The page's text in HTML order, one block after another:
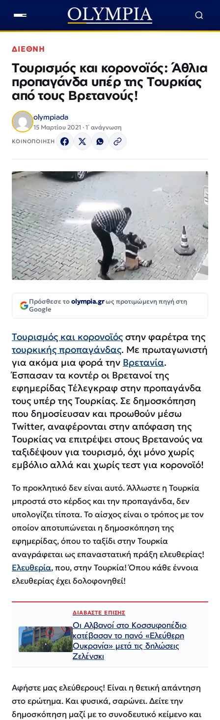
ΔΙΕΘΝΗ
Τουρισμός και κορονοϊός: Άθλια
προπαγάνδα υπέρ της Τουρκίας
από τους Βρετανούς!
olympiada
15 Μαρτίου 2021 · 1΄ ανάγνωση
ΚΟΙΝΟΠΟΙΗΣΗ
Πρόσθεσε τοolympia.grως προτιμώμενη πηγή στη
Google
Τουρισμός και κορονοϊός στην φαρέτρα της
τουρκικής προπαγάνδας. Με πρωταγωνιστή
για ακόμα μια φορά την Βρετανία.
Έσπασαν τα κοντέρ οι Βρετανοί της
εφημερίδας Τέλεγκραφ στην προπαγάνδα
τους υπέρ της Τουρκίας. Σε δημοσκόπηση
που δημοσίευσαν και προωθούν μέσω
Twitter, αναφέρονται στην απόφαση της
Τουρκίας να επιτρέψει στους Βρετανούς να
ταξιδέψουν για τουρισμό, όχι μόνο χωρίς
εμβόλιο αλλά και χωρίς τεστ για κορονοϊό!
Το προκλητικό δεν είναι αυτό. Άλλωστε η Τουρκία
μπροστά στο κέρδος και την προπαγάνδα, δεν
υπολογίζει τίποτα. Το αίσχος είναι ο τρόπος με τον
οποίον αποτυπώνεται η δημοσκόπηση της
εφημερίδας, όπου το ταξίδι στην Τουρκία
αναγράφεται ως επαναστατική πράξη ελευθερίας!
Ελευθερία, που, στην Τουρκία! Όπου κάθε έννοια
ελευθερίας έχει δολοφονηθεί!
ΔΙΑΒΑΣΤΕ ΕΠΙΣΗΣ
Οι Αλβανοί στο Κοσσυφοπέδιο
κατέβασαν το πανό «Ελεύθερη
Ουκρανία» μετά τις δηλώσεις
Ζελένσκι
Αφήστε μας ελεύθερους! Είναι η θετική απάντηση
στο ερώτημα. Και φυσικά, σαρώνει. Δείτε την
δημοσκόπηση μαζί με το συνοδευτικό κείμενο και